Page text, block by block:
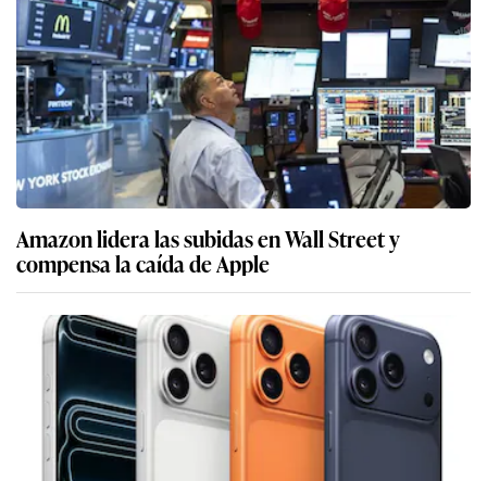
Amazon lidera las subidas en Wall Street y
compensa la caída de Apple